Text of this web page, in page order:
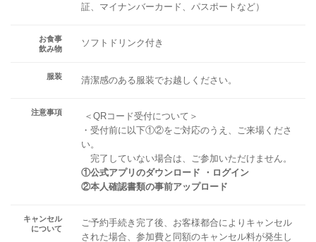
証、マイナンバーカード、パスポートなど）
お食事
飲み物
ソフトドリンク付き
服装 清潔感のある服装でお越しください。
注意事項
＜QRコード受付について＞
・受付前に以下①②をご対応のうえ、ご来場くださ
い。
完了していない場合は、ご参加いただけません。
①公式アプリのダウンロード ・ログイン
②本人確認書類の事前アップロード
キャンセル
について
ご予約手続き完了後、お客様都合によりキャンセル
された場合、参加費と同額のキャンセル料が発生し